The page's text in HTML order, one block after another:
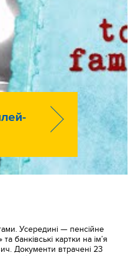
Усередині — пенсійне
банківські картки на ім’я
Документи втрачені 23